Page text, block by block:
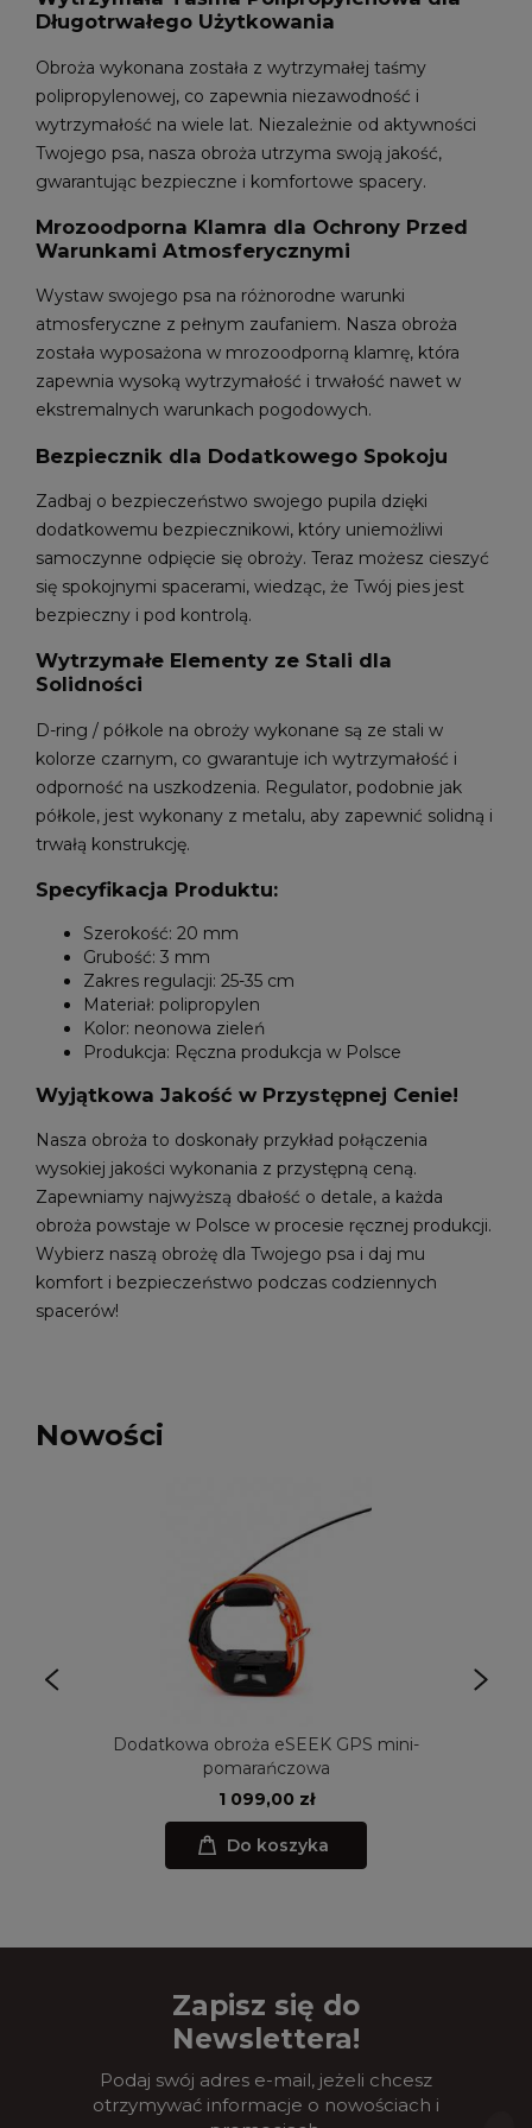
Długotrwałego Użytkowania
Obroża wykonana została z wytrzymałej taśmy
polipropylenowej, co zapewnia niezawodność i
wytrzymałość na wiele lat. Niezależnie od aktywności
Twojego psa, nasza obroża utrzyma swoją jakość,
gwarantując bezpieczne i komfortowe spacery.
Mrozoodporna Klamra dla Ochrony Przed
Warunkami Atmosferycznymi
Wystaw swojego psa na różnorodne warunki
atmosferyczne z pełnym zaufaniem. Nasza obroża
została wyposażona w mrozoodporną klamrę, która
zapewnia wysoką wytrzymałość i trwałość nawet w
ekstremalnych warunkach pogodowych.
Bezpiecznik dla Dodatkowego Spokoju
Zadbaj o bezpieczeństwo swojego pupila dzięki
dodatkowemu bezpiecznikowi, który uniemożliwi
samoczynne odpięcie się obroży. Teraz możesz cieszyć
się spokojnymi spacerami, wiedząc, że Twój pies jest
bezpieczny i pod kontrolą.
Wytrzymałe Elementy ze Stali dla
Solidności
D-ring / półkole na obroży wykonane są ze stali w
kolorze czarnym, co gwarantuje ich wytrzymałość i
odporność na uszkodzenia. Regulator, podobnie jak
półkole, jest wykonany z metalu, aby zapewnić solidną i
trwałą konstrukcję.
Specyfikacja Produktu:
Szerokość: 20 mm
Grubość: 3 mm
Zakres regulacji: 25-35 cm
Materiał: polipropylen
Kolor: neonowa zieleń
Produkcja: Ręczna produkcja w Polsce
Wyjątkowa Jakość w Przystępnej Cenie!
Nasza obroża to doskonały przykład połączenia
wysokiej jakości wykonania z przystępną ceną.
Zapewniamy najwyższą dbałość o detale, a każda
obroża powstaje w Polsce w procesie ręcznej produkcji.
Wybierz naszą obrożę dla Twojego psa i daj mu
komfort i bezpieczeństwo podczas codziennych
spacerów!
Nowości
Dodatkowa obroża eSEEK GPS mini-
pomarańczowa
1 099,00 zł
Do koszyka
Zapisz się do
Newslettera!
Podaj swój adres e-mail, jeżeli chcesz
otrzymywać informacje o nowościach i